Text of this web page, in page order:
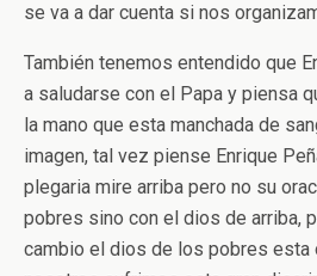
se va a dar cuenta si nos
También tenemos entendido que
a saludarse con el Papa y piensa
la mano que esta manchada de
imagen, tal vez piense Enrique
plegaria mire arriba pero no su
pobres sino con el dios de arriba,
cambio el dios de los pobres esta